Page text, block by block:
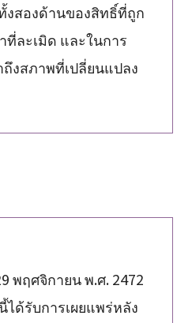
สองด้านของสิทธิ์ที่ถูก
ที่ละเมิด และในการ
งสภาพที่เปลี่ยนแปลง
พฤศจิกายน พ.ศ. 2472
ด้รับการเผยแพร่หลัง